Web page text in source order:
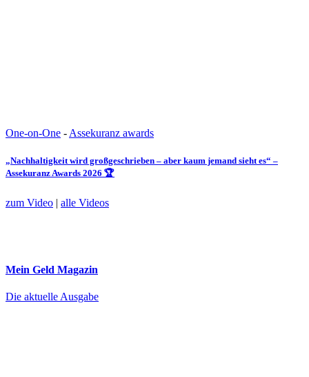
One-on-One -Assekuranz awards
„Nachhaltigkeit wird großgeschrieben – aber kaum jemand sieht es“ –
Assekuranz Awards 2026 🏆
zum Video | alle Videos
Mein Geld Magazin
Die aktuelle Ausgabe